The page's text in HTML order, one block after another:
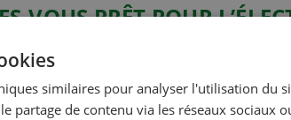
VOUS PRÊT POUR
BORNES DE RECHARGE
INFRASTRUCTURE
d’ici cinq ans, on comptera
similaires pour analyser l'utilisation du
partage de contenu via les réseaux sociaux